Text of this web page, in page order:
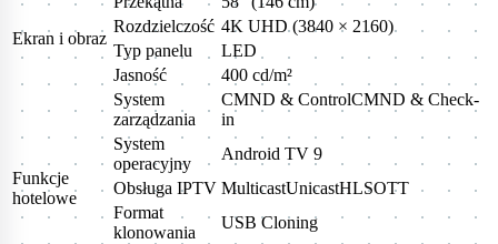
Ekran i obraz
Rozdzielczość 4K UHD (3840 × 2160)
Typ panelu
LED
Jasność
400 cd/m²
Funkcje
hotelowe
System
zarządzania
CMND & ControlCMND & Check-
in
System
operacyjny
Android TV 9
Obsługa IPTV MulticastUnicastHLSOTT
Format
klonowania
USB Cloning